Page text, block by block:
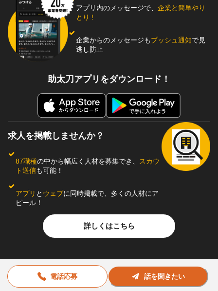
電話応募 話を聞きたい
アプリ内のメッセージで、 企業と簡単やり
とり !
企業からのメッセージもプッシュ通知で見
逃し防止
助太刀アプリをダウンロード！
求人を掲載しませんか？
87職種の中から幅広く人材を募集でき、
スカウ
ト送信も可能！
アプリ と ウェブに同時掲載で、多くの人材にア
ピール！
詳しくはこちら